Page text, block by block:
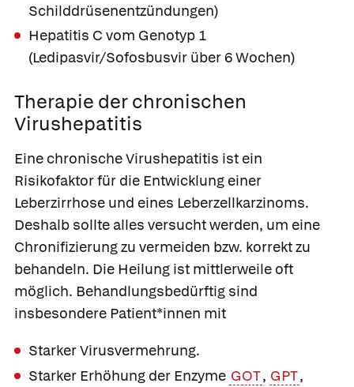
Schilddrüsenentzündungen)
Hepatitis C vom Genotyp 1
(Ledipasvir/Sofosbusvir über 6 Wochen)
Therapie der chronischen
Virushepatitis
Eine chronische Virushepatitis ist ein
Risikofaktor für die Entwicklung einer
Leberzirrhose und eines Leberzellkarzinoms.
Deshalb sollte alles versucht werden, um eine
Chronifizierung zu vermeiden bzw. korrekt zu
behandeln. Die Heilung ist mittlerweile oft
möglich. Behandlungsbedürftig sind
insbesondere Patient*innen mit
Starker Virusvermehrung.
Starker Erhöhung der Enzyme GOT, GPT,